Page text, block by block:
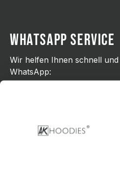
WHATSAPP SERVICE
Wir helfen Ihnen schnell
WhatsApp: